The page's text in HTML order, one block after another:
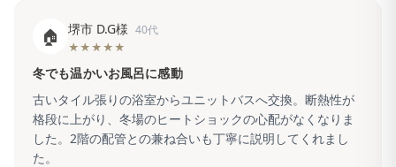
🏠 堺市 D.G様 40代
★★★★★
冬でも温かいお風呂に感動
古いタイル張りの浴室からユニットバスへ交換。断熱性が
格段に上がり、冬場のヒートショックの心配がなくなりま
した。2階の配管との兼ね合いも丁寧に説明してくれまし
た。